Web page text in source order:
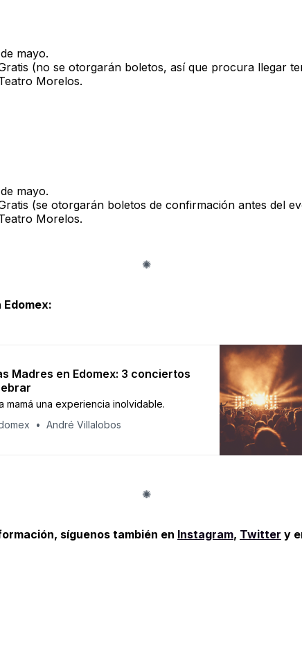
mayo.
(no se otorgarán boletos, así que procura llegar
Morelos.
mayo.
(se otorgarán boletos de confirmación antes del
Morelos.
Edomex:
Madres en Edomex: 3 conciertos
mamá una experiencia inolvidable.
André Villalobos
síguenos también en Instagram, Twitter y